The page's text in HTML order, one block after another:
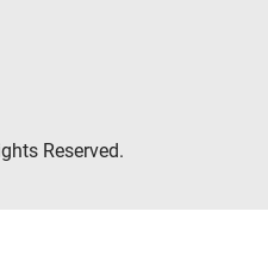
Reserved.